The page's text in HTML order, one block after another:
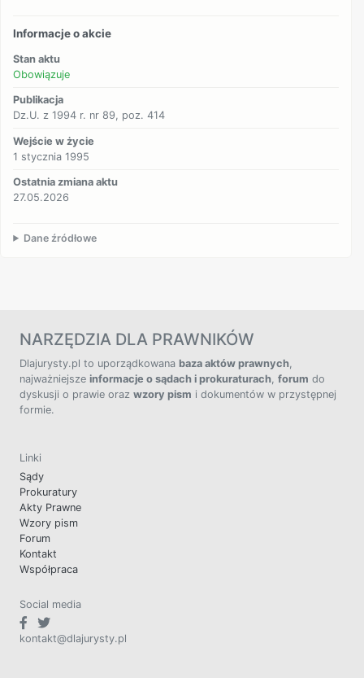
Informacje o akcie
Stan aktu
Obowiązuje
Publikacja
Dz.U. z 1994 r. nr 89, poz. 414
Wejście w życie
1 stycznia 1995
Ostatnia zmiana aktu
27.05.2026
Dane źródłowe
NARZĘDZIA DLA PRAWNIKÓW
Dlajurysty.pl to uporządkowana baza aktów prawnych,
najważniejsze informacje o sądach i prokuraturach, forum do
dyskusji o prawie oraz wzory pism i dokumentów w przystępnej
formie.
Linki
Sądy
Prokuratury
Akty Prawne
Wzory pism
Forum
Kontakt
Współpraca
Social media
kontakt@dlajurysty.pl